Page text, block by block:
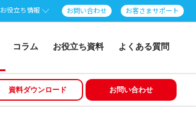
お役立ち情報 お問い合わせ お客さまサポート
コラム お役立ち資料 よくある質問
資料ダウンロード お問い合わせ